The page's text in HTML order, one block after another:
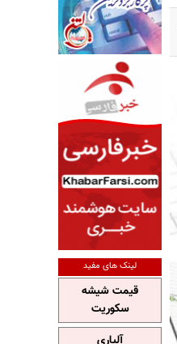
لینک های مفید
قیمت شیشه
سکوریت